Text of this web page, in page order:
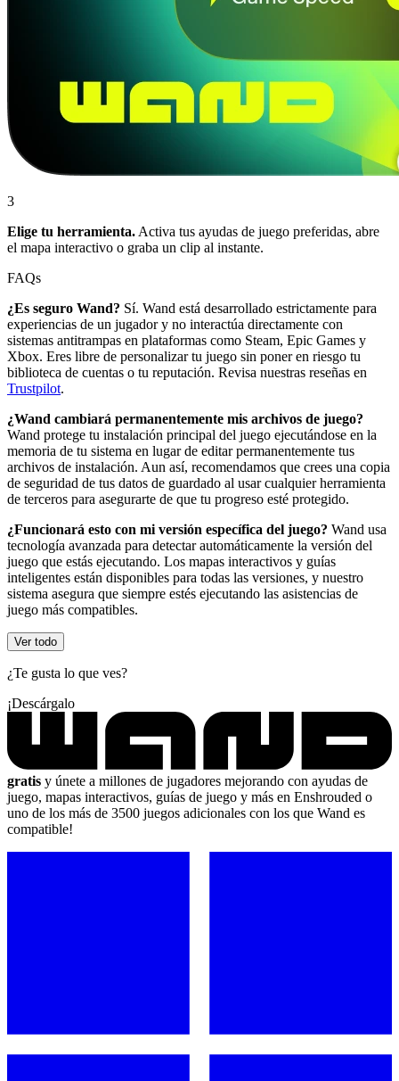
3
Elige tu herramienta. Activa tus ayudas de juego preferidas, abre
el mapa interactivo o graba un clip al instante.
FAQs
¿Es seguro Wand? Sí. Wand está desarrollado estrictamente para
experiencias de un jugador y no interactúa directamente con
sistemas antitrampas en plataformas como Steam, Epic Games y
Xbox. Eres libre de personalizar tu juego sin poner en riesgo tu
biblioteca de cuentas o tu reputación. Revisa nuestras reseñas en
Trustpilot.
¿Wand cambiará permanentemente mis archivos de juego?
Wand protege tu instalación principal del juego ejecutándose en la
memoria de tu sistema en lugar de editar permanentemente tus
archivos de instalación. Aun así, recomendamos que crees una copia
de seguridad de tus datos de guardado al usar cualquier herramienta
de terceros para asegurarte de que tu progreso esté protegido.
¿Funcionará esto con mi versión específica del juego? Wand usa
tecnología avanzada para detectar automáticamente la versión del
juego que estás ejecutando. Los mapas interactivos y guías
inteligentes están disponibles para todas las versiones, y nuestro
sistema asegura que siempre estés ejecutando las asistencias de
juego más compatibles.
Ver todo
¿Te gusta lo que ves?
¡Descárgalo
gratis y únete a millones de jugadores mejorando con ayudas de
juego, mapas interactivos, guías de juego y más en Enshrouded o
uno de los más de 3500 juegos adicionales con los que Wand es
compatible!